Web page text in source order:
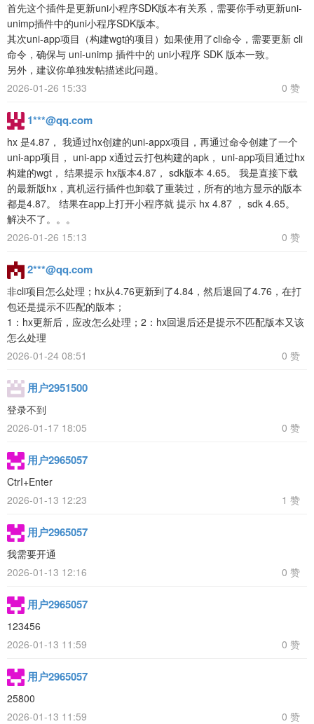
首先这个插件是更新uni小程序SDK版本有关系，需要你手动更新uni-
unimp插件中的uni小程序SDK版本。
其次uni-app项目（构建wgt的项目）如果使用了cli命令，需要更新 cli
命令，确保与 uni-unimp 插件中的 uni小程序 SDK 版本一致。
另外，建议你单独发帖描述此问题。
2026-01-26 15:33
0 赞
1***@qq.com
hx 是4.87， 我通过hx创建的uni-appx项目，再通过命令创建了一个
uni-app项目， uni-app x通过云打包构建的apk， uni-app项目通过hx
构建的wgt， 结果提示 hx版本4.87， sdk版本 4.65。 我是直接下载
的最新版hx，真机运行插件也卸载了重装过，所有的地方显示的版本
都是4.87。 结果在app上打开小程序就 提示 hx 4.87 ， sdk 4.65。
解决不了。。。
2026-01-26 15:13
0 赞
2***@qq.com
非cli项目怎么处理；hx从4.76更新到了4.84，然后退回了4.76，在打
包还是提示不匹配的版本；
1：hx更新后，应改怎么处理；2：hx回退后还是提示不匹配版本又该
怎么处理
2026-01-24 08:51
0 赞
用户2951500
登录不到
2026-01-17 18:05
0 赞
用户2965057
CtrI+Enter
2026-01-13 12:23
1 赞
用户2965057
我需要开通
2026-01-13 12:16
0 赞
用户2965057
123456
2026-01-13 11:59
0 赞
用户2965057
25800
2026-01-13 11:59
0 赞